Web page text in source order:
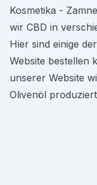
Kosmetika -
wir CBD in
Hier sind einige
Website bestellen
unserer Website
Olivenöl